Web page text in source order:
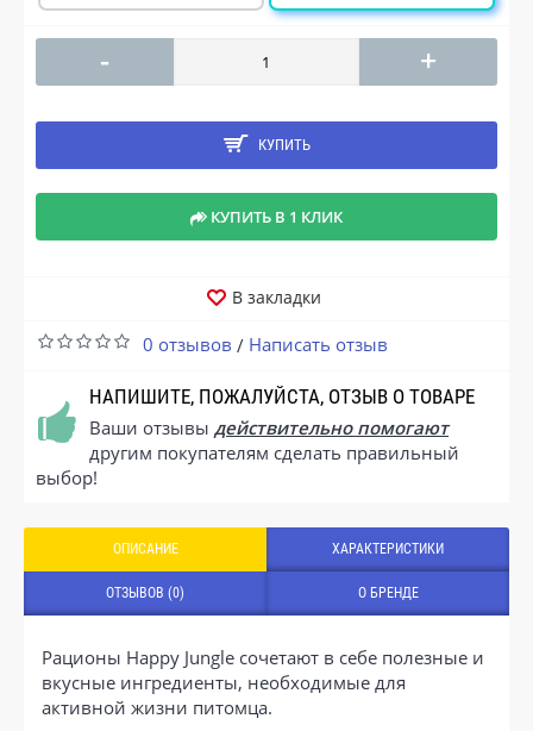
- +
КУПИТЬ
КУПИТЬ В 1 КЛИК
В закладки
0 отзывов / Написать отзыв
НАПИШИТЕ, ПОЖАЛУЙСТА, ОТЗЫВ О ТОВАРЕ
Ваши отзывы действительно помогают
другим покупателям сделать правильный
выбор!
ОПИСАНИЕ ХАРАКТЕРИСТИКИ
ОТЗЫВОВ (0) О БРЕНДЕ
Рационы Happy Jungle сочетают в себе полезные и
вкусные ингредиенты, необходимые для
активной жизни питомца.